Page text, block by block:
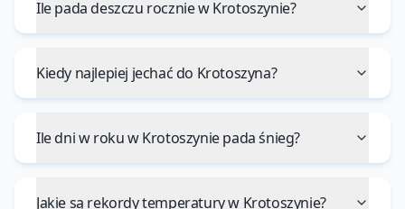
Ile pada deszczu rocznie w Krotoszynie?
Kiedy najlepiej jechać do Krotoszyna?
Ile dni w roku w Krotoszynie pada śnieg?
Jakie są rekordy temperatury w Krotoszynie?